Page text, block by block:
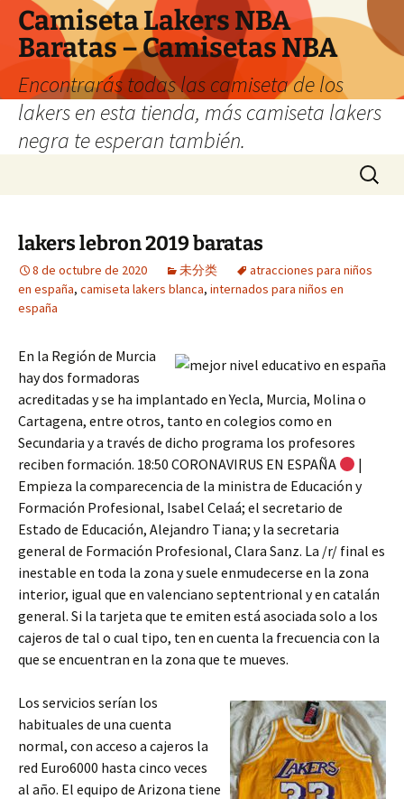
Camiseta Lakers NBA
Baratas – Camisetas NBA
Encontrarás todas las camiseta de los
lakers en esta tienda, más camiseta lakers
negra te esperan también.
Buscar:
lakers lebron 2019 baratas
8 de octubre de 2020 未分类
atracciones para niños
en españa, camiseta lakers blanca, internados para niños en
españa
En la Región de Murcia
hay dos formadoras
acreditadas y se ha implantado en Yecla, Murcia, Molina o
Cartagena, entre otros, tanto en colegios como en
Secundaria y a través de dicho programa los profesores
reciben formación. 18:50 CORONAVIRUS EN ESPAÑA
|
Empieza la comparecencia de la ministra de Educación y
Formación Profesional, Isabel Celaá; el secretario de
Estado de Educación, Alejandro Tiana; y la secretaria
general de Formación Profesional, Clara Sanz. La /r/ final es
inestable en toda la zona y suele enmudecerse en la zona
interior, igual que en valenciano septentrional y en catalán
general. Si la tarjeta que te emiten está asociada solo a los
cajeros de tal o cual tipo, ten en cuenta la frecuencia con la
que se encuentran en la zona que te mueves.
Los servicios serían los
habituales de una cuenta
normal, con acceso a cajeros la
red Euro6000 hasta cinco veces
al año. El equipo de Arizona tiene